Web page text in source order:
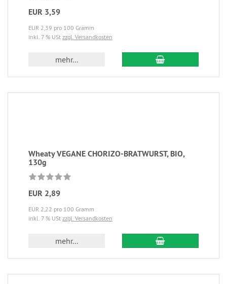
EUR 3,59
EUR 2,39 pro 100 Gramm
inkl. 7 % USt zzgl. Versandkosten
mehr...
Wheaty VEGANE CHORIZO-BRATWURST, BIO,
130g
EUR 2,89
EUR 2,22 pro 100 Gramm
inkl. 7 % USt zzgl. Versandkosten
mehr...